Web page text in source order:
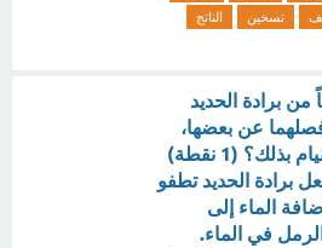
تسخين
الناتج
برادة الحديد
عن بعضها،
كيف يمكنها القيام بذلك؟ (1 نقطة)
برادة الحديد تطفو
الماء إلى
في الماء.